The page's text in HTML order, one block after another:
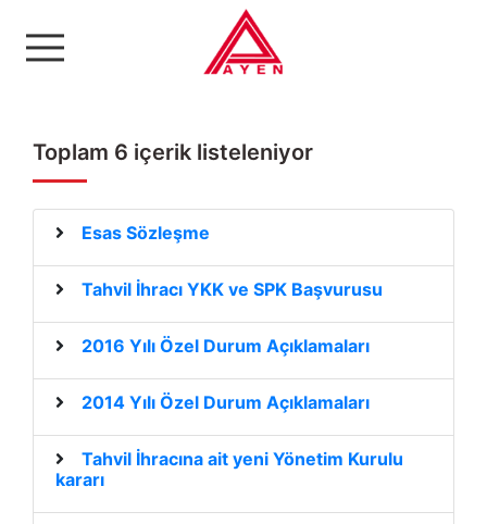
Ayen Enerji A.Ş
Toplam 6 içerik listeleniyor
Esas Sözleşme
Tahvil İhracı YKK ve SPK Başvurusu
2016 Yılı Özel Durum Açıklamaları
2014 Yılı Özel Durum Açıklamaları
Tahvil İhracına ait yeni Yönetim Kurulu
kararı